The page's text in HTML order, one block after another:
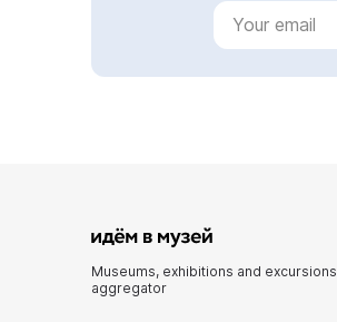
Museums, exhibitions and excursions
aggregator